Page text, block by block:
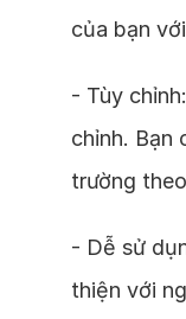
của bạn
- Tùy
chỉnh. Bạn
trường
- Dễ sử
thiện với